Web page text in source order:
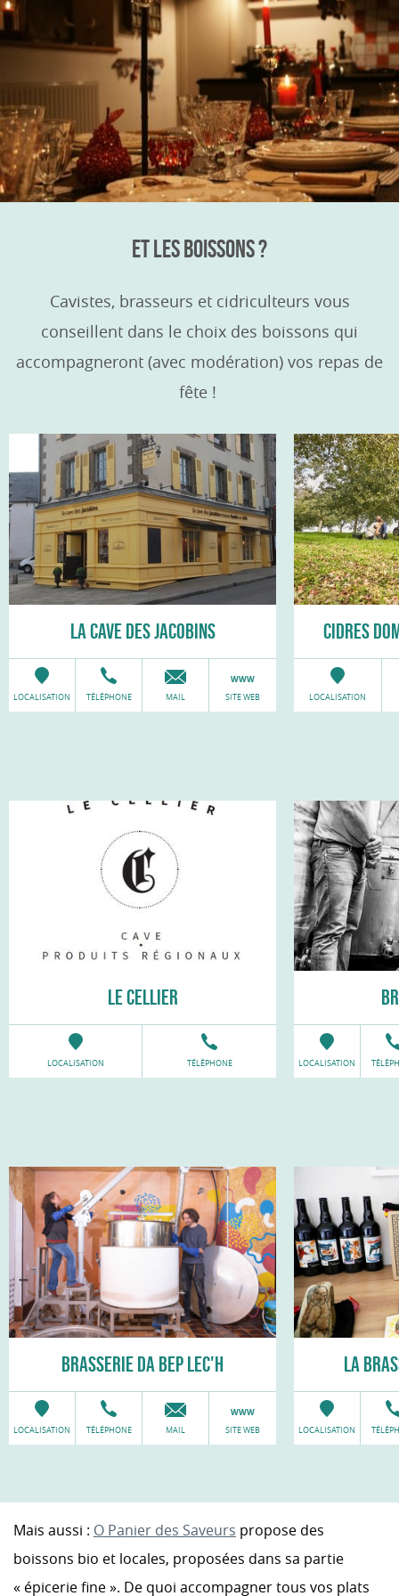
ET LES BOISSONS ?
Cavistes, brasseurs et cidriculteurs vous
conseillent dans le choix des boissons qui
accompagneront (avec modération) vos repas de
fête !
LA CAVE DES JACOBINS
LOCALISATION TÉLÉPHONE MAIL SITE WEB
CIDRES
LOCALISATION
LE CELLIER
LOCALISATION TÉLÉPHONE LOCALISATION
BRASSERIE DA BEP LEC'H
LOCALISATION TÉLÉPHONE MAIL SITE WEB
LA
LOCALISATION
Mais aussi : O Panier des Saveurs propose des
boissons bio et locales, proposées dans sa partie
« épicerie fine ». De quoi accompagner tous vos plats